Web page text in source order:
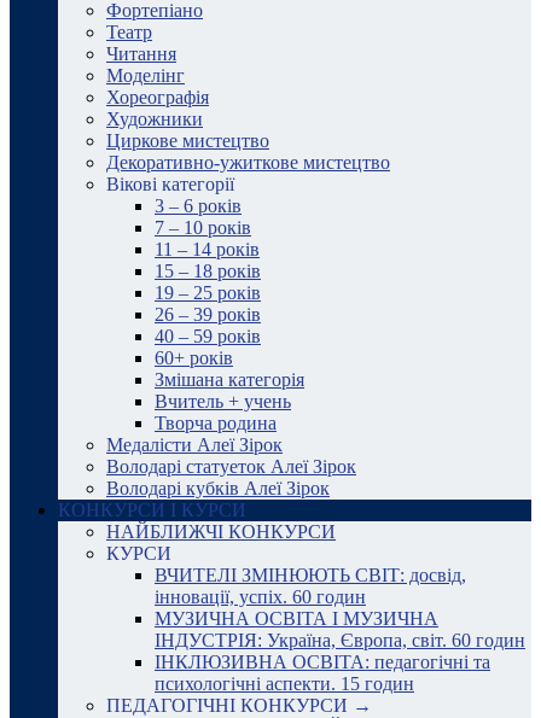
Фортепіано
Театр
Читання
Моделінг
Хореографія
Художники
Циркове мистецтво
Декоративно-ужиткове мистецтво
Вікові категорії
3 – 6 років
7 – 10 років
11 – 14 років
15 – 18 років
19 – 25 років
26 – 39 років
40 – 59 років
60+ років
Змішана категорія
Вчитель + учень
Творча родина
Медалісти Алеї Зірок
Володарі статуеток Алеї Зірок
Володарі кубків Алеї Зірок
КОНКУРСИ І КУРСИ
НАЙБЛИЖЧІ КОНКУРСИ
КУРСИ
ВЧИТЕЛІ ЗМІНЮЮТЬ СВІТ: досвід,
інновації, успіх. 60 годин
МУЗИЧНА ОСВІТА І МУЗИЧНА
ІНДУСТРІЯ: Україна, Європа, світ. 60 годин
ІНКЛЮЗИВНА ОСВІТА: педагогічні та
психологічні аспекти. 15 годин
ПЕДАГОГІЧНІ КОНКУРСИ →